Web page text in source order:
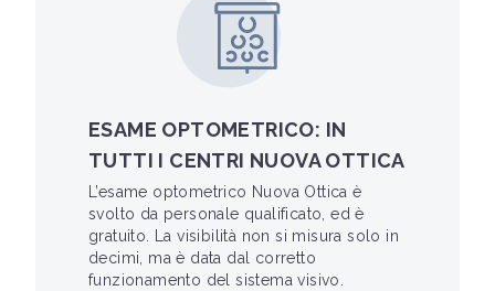
ESAME OPTOMETRICO: IN
TUTTI I CENTRI NUOVA OTTICA
L’esame optometrico Nuova Ottica è
svolto da personale qualificato, ed è
gratuito. La visibilità non si misura solo in
decimi, ma è data dal corretto
funzionamento del sistema visivo.